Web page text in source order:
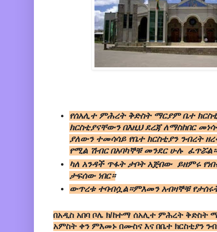
የሰአሊተ ምሕረት ቅድስት ማርያም ቤተ
ክርስቲያናቸውን በእዚህ ደረጃ ለማስከበር
ያለውን ተመሳሳይ የቤተ ክርስቲያን ንብረት
የሚል ሽብር በአባካኞቹ መንደር ሁሉ ፈጥሯል።
ካለ አንዳች ጥፋት ታቦት አጅበው ይዘምሩ
ታፍሰው ነበር።
ውጥረቱ ተባብሷል።ምእመን አብዛኞቹ
በአዲስ አበባ ቦሌ ክ/ከተማ ሰአሊተ ምሕረት ቅድስት
አምስት ቀን ምእመኑ በሙስና እና በቤተ ክርስቲያን